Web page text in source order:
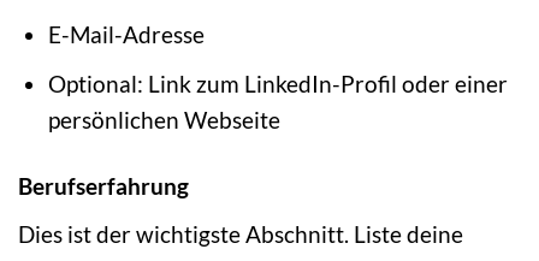
E-Mail-Adresse
Optional: Link zum LinkedIn-Profil oder einer
persönlichen Webseite
Berufserfahrung
Dies ist der wichtigste Abschnitt. Liste deine